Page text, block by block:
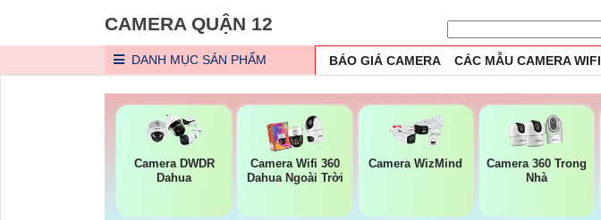
CAMERA QUẬN 12
DANH MỤC SẢN PHẨM BÁO GIÁ CAMERA CÁC MẪU CAMERA WIFI
Camera DWDR
Dahua
Camera Wifi 360
Dahua Ngoài Trời
Camera WizMind
Camera 360 Trong
Nhà